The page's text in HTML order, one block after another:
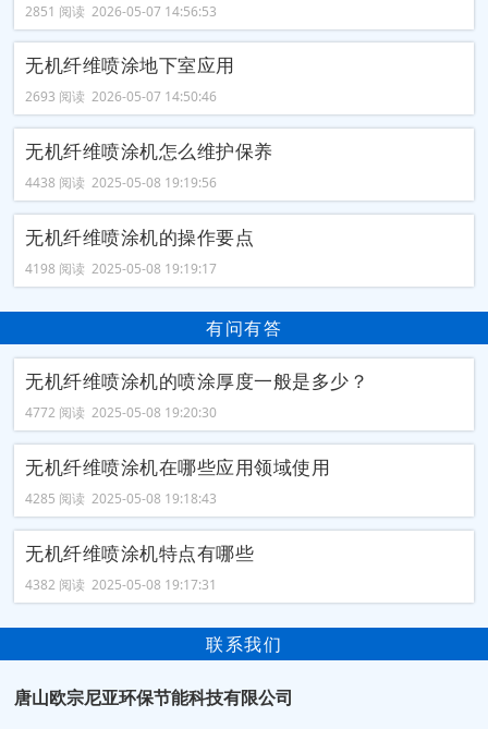
2851 阅读 2026-05-07 14:56:53
无机纤维喷涂地下室应用
2693 阅读 2026-05-07 14:50:46
无机纤维喷涂机怎么维护保养
4438 阅读 2025-05-08 19:19:56
无机纤维喷涂机的操作要点
4198 阅读 2025-05-08 19:19:17
有问有答
无机纤维喷涂机的喷涂厚度一般是多少？
4772 阅读 2025-05-08 19:20:30
无机纤维喷涂机在哪些应用领域使用
4285 阅读 2025-05-08 19:18:43
无机纤维喷涂机特点有哪些
4382 阅读 2025-05-08 19:17:31
联系我们
唐山欧宗尼亚环保节能科技有限公司